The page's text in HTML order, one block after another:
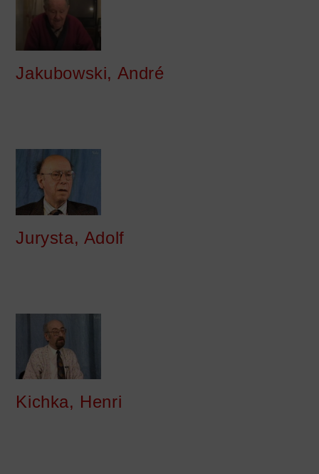
Jakubowski, André
Jurysta, Adolf
Kichka, Henri